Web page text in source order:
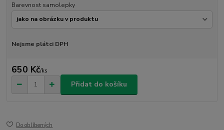
Barevnost samolepky
Nejsme plátci DPH
650 Kč/ks
Přidat do košíku
Do oblíbených